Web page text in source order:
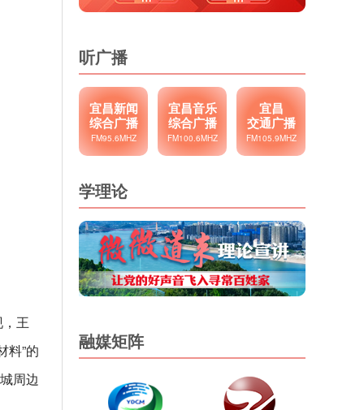
王
料”的
周边
听广播
宜昌新闻
综合广播
FM95.6MHZ
宜昌音乐
综合广播
FM100.6MHZ
宜昌
交通广播
FM105.9MHZ
学理论
融媒矩阵